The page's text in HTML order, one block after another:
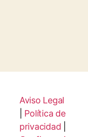
Aviso Legal
Política de
privacidad